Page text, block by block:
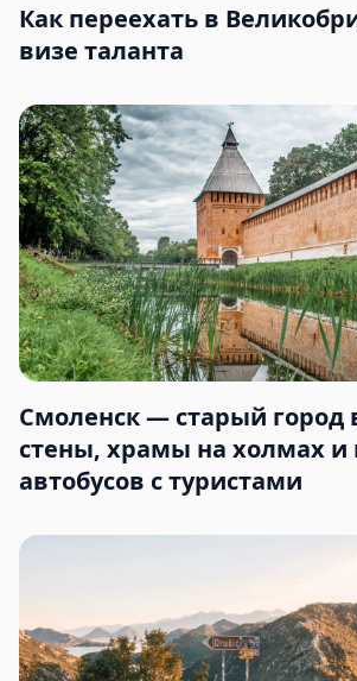
Как переехать в
визе таланта
Смоленск — старый город
стены, храмы на холмах и
автобусов с туристами